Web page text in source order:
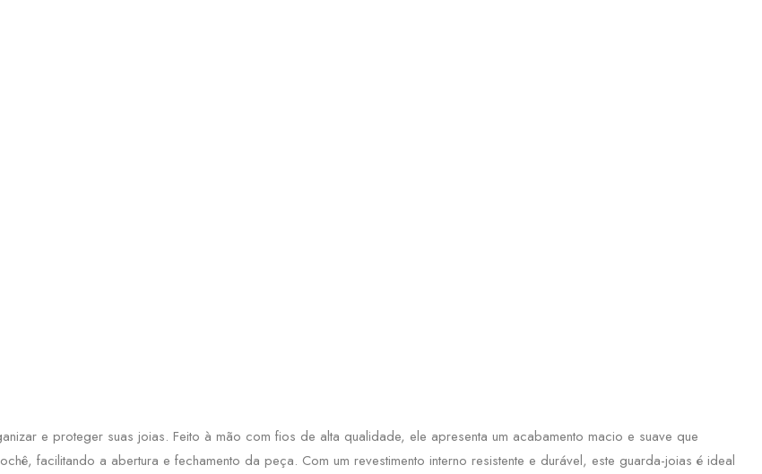
e proteger suas joias. Feito à mão com fios de alta qualidade, ele apresenta um acabamento macio e suave que
facilitando a abertura e fechamento da peça. Com um revestimento interno resistente e durável, este guarda-joias é ideal